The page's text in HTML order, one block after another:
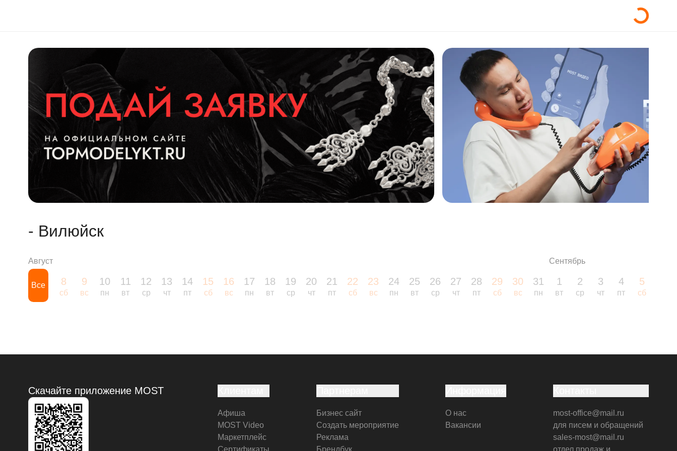
- Вилюйск
Все
Август
8
сб
9
вс
10
пн
11
вт
12
ср
13
чт
14
пт
15
сб
16
вс
17
пн
18
вт
19
ср
20
чт
21
пт
22
сб
23
вс
24
пн
25
вт
26
ср
27
чт
28
пт
29
сб
30
вс
31
пн
Сентябрь
1
вт
2
ср
3
чт
4
пт
5
сб
Скачайте приложение MOST
Афиша
MOST Video
Маркетплейс
Сертификаты
Бизнес сайт
Создать мероприятие
Реклама
Брендбук
О нас
Вакансии
most-office@mail.ru
для писем и обращений
sales-most@mail.ru
отдел продаж и